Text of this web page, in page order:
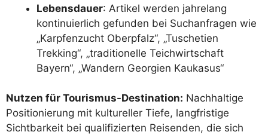
Lebensdauer: Artikel werden jahrelang
kontinuierlich gefunden bei Suchanfragen wie
„Karpfenzucht Oberpfalz“, „Tuschetien
Trekking“, „traditionelle Teichwirtschaft
Bayern“, „Wandern Georgien Kaukasus“
Nutzen für Tourismus-Destination: Nachhaltige
Positionierung mit kultureller Tiefe, langfristige
Sichtbarkeit bei qualifizierten Reisenden, die sich